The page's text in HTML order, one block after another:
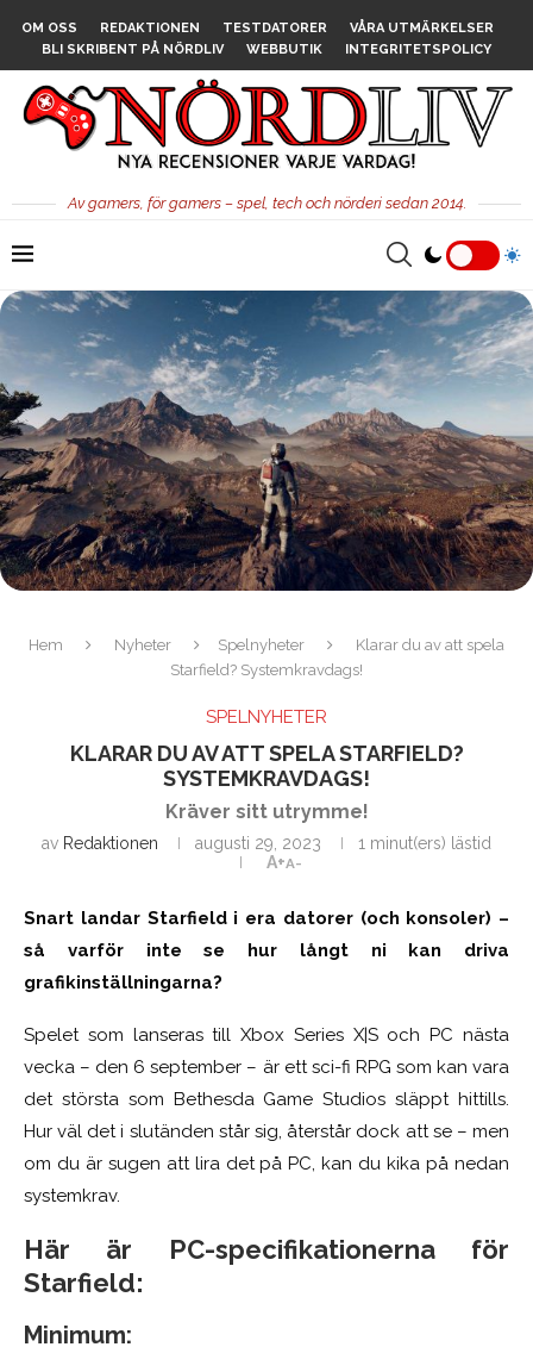
OM OSS REDAKTIONEN TESTDATORER
VÅRA UTMÄRKELSER
BLI SKRIBENT PÅ NÖRDLIV
WEBBUTIK INTEGRITETSPOLICY
Av gamers, för gamers – spel, tech och nörderi sedan 2014.
Hem Nyheter Spelnyheter
Klarar du av att spela
Starfield? Systemkravdags!
SPELNYHETER
KLARAR DU AV ATT SPELA STARFIELD?
SYSTEMKRAVDAGS!
Kräver sitt utrymme!
av Redaktionen augusti 29, 2023
1 minut(ers) lästid
A+A-
Snart landar Starfield i era datorer (och konsoler) –
så varför inte se hur långt ni kan driva
grafikinställningarna?
Spelet som lanseras till Xbox Series X|S och PC nästa
vecka – den 6 september – är ett sci-fi RPG som kan vara
det största som Bethesda Game Studios släppt hittills.
Hur väl det i slutänden står sig, återstår dock att se – men
om du är sugen att lira det på PC, kan du kika på nedan
systemkrav.
Här är PC-specifikationerna för
Starfield:
Minimum: